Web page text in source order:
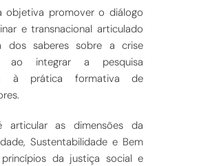
objetiva promover o diálogo
e transnacional articulado
dos saberes sobre a crise
ao integrar a pesquisa
à prática formativa de
as dimensões da
Sustentabilidade e Bem
da justiça social e